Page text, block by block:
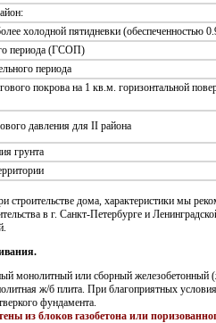
холодной пятидневки (обеспеченностью
периода (ГСОП)
периода
покрова на 1 кв.м. горизонтальной
давления для II района
грунта
строительстве дома, характеристики мы
в г. Санкт-Петербурге и
монолитный или сборный железобетонный
ж/б плита. При благоприятных
фундамента.
из блоков газобетона или